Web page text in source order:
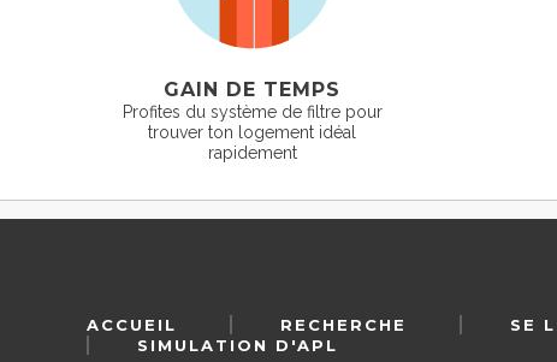
GAIN DE TEMPS
Profites du système de filtre pour
trouver ton logement idéal
rapidement
ACCUEIL RECHERCHE SE
SIMULATION D'APL